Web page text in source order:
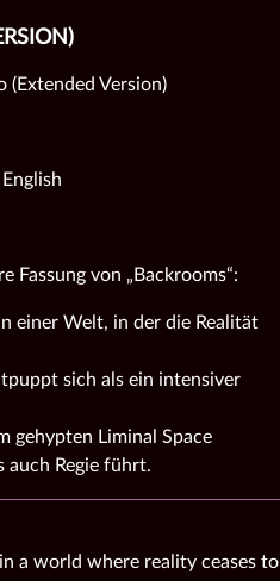
Version)
Fassung von „Backrooms“:
einer Welt, in der die Realität
sich als ein intensiver
gehypten Liminal Space
auch Regie führt.
a world where reality ceases to